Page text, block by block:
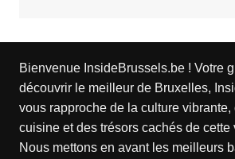
Bienvenue InsideBrussels.be ! Votre
découvrir le meilleur de Bruxelles,
vous rapproche de la culture
cuisine et des trésors cachés de
Nous mettons en avant les meilleurs